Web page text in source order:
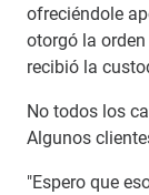
ofreciéndole
otorgó la
recibió la
No todos los
Algunos
"Espero que